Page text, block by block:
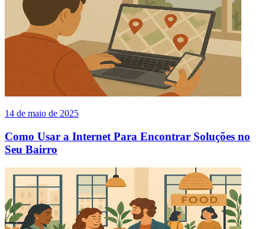
14 de maio de 2025
Como Usar a Internet Para Encontrar Soluções no
Seu Bairro